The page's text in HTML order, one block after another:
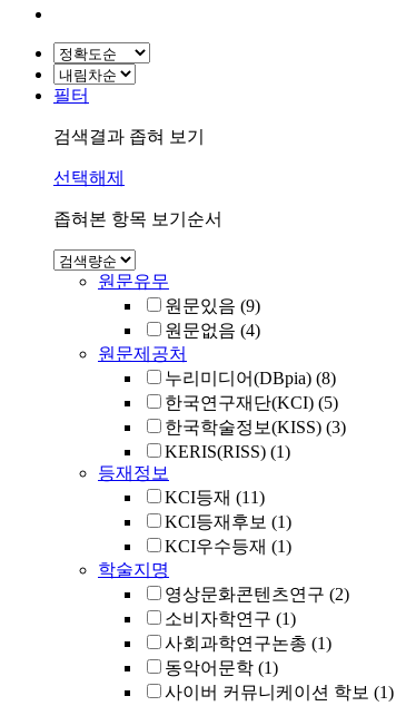
필터
검색결과 좁혀 보기
선택해제
좁혀본 항목 보기순서
원문유무
원문있음 (9)
원문없음 (4)
원문제공처
누리미디어(DBpia) (8)
한국연구재단(KCI) (5)
한국학술정보(KISS) (3)
KERIS(RISS) (1)
등재정보
KCI등재 (11)
KCI등재후보 (1)
KCI우수등재 (1)
학술지명
영상문화콘텐츠연구 (2)
소비자학연구 (1)
사회과학연구논총 (1)
동악어문학 (1)
사이버 커뮤니케이션 학보 (1)